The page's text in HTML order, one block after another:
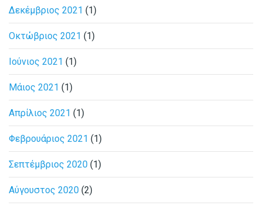
Δεκέμβριος 2021 (1)
Οκτώβριος 2021 (1)
Ιούνιος 2021 (1)
Μάιος 2021 (1)
Απρίλιος 2021 (1)
Φεβρουάριος 2021 (1)
Σεπτέμβριος 2020 (1)
Αύγουστος 2020 (2)